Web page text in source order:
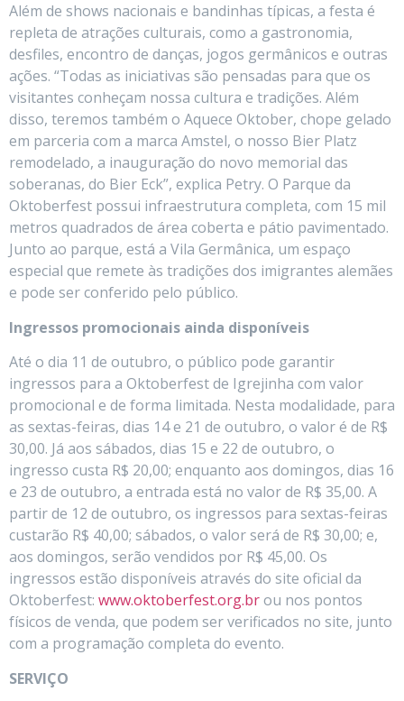
Além de shows nacionais e bandinhas típicas, a festa é
repleta de atrações culturais, como a gastronomia,
desfiles, encontro de danças, jogos germânicos e outras
ações. “Todas as iniciativas são pensadas para que os
visitantes conheçam nossa cultura e tradições. Além
disso, teremos também o Aquece Oktober, chope gelado
em parceria com a marca Amstel, o nosso Bier Platz
remodelado, a inauguração do novo memorial das
soberanas, do Bier Eck”, explica Petry. O Parque da
Oktoberfest possui infraestrutura completa, com 15 mil
metros quadrados de área coberta e pátio pavimentado.
Junto ao parque, está a Vila Germânica, um espaço
especial que remete às tradições dos imigrantes alemães
e pode ser conferido pelo público.
Ingressos promocionais ainda disponíveis
Até o dia 11 de outubro, o público pode garantir
ingressos para a Oktoberfest de Igrejinha com valor
promocional e de forma limitada. Nesta modalidade, para
as sextas-feiras, dias 14 e 21 de outubro, o valor é de R$
30,00. Já aos sábados, dias 15 e 22 de outubro, o
ingresso custa R$ 20,00; enquanto aos domingos, dias 16
e 23 de outubro, a entrada está no valor de R$ 35,00. A
partir de 12 de outubro, os ingressos para sextas-feiras
custarão R$ 40,00; sábados, o valor será de R$ 30,00; e,
aos domingos, serão vendidos por R$ 45,00. Os
ingressos estão disponíveis através do site oficial da
Oktoberfest: www.oktoberfest.org.brou nos pontos
físicos de venda, que podem ser verificados no site, junto
com a programação completa do evento.
SERVIÇO